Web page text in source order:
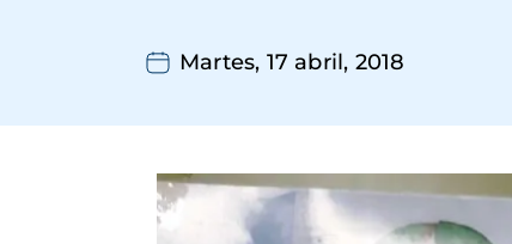
Martes, 17 abril, 2018